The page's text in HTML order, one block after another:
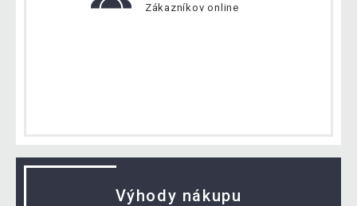
Zákazníkov online
Výhody nákupu